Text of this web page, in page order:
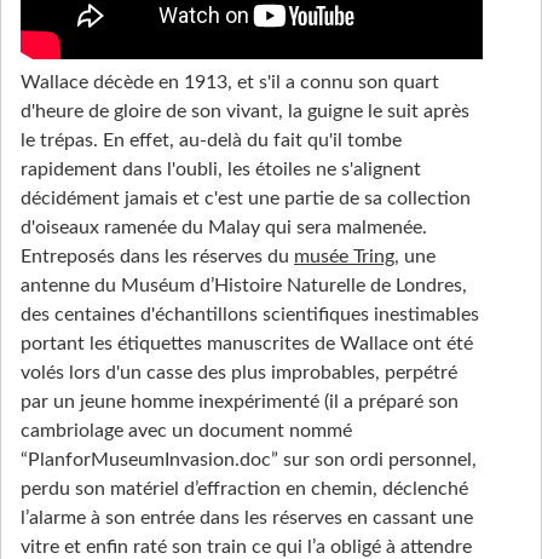
Wallace décède en 1913, et s'il a connu son quart
d'heure de gloire de son vivant, la guigne le suit après
le trépas. En effet, au-delà du fait qu'il tombe
rapidement dans l'oubli, les étoiles ne s'alignent
décidément jamais et c'est une partie de sa collection
d'oiseaux ramenée du Malay qui sera malmenée.
Entreposés dans les réserves du musée Tring, une
antenne du Muséum d’Histoire Naturelle de Londres,
des centaines d'échantillons scientifiques inestimables
portant les étiquettes manuscrites de Wallace ont été
volés lors d'un casse des plus improbables, perpétré
par un jeune homme inexpérimenté (il a préparé son
cambriolage avec un document nommé
“PlanforMuseumInvasion.doc” sur son ordi personnel,
perdu son matériel d’effraction en chemin, déclenché
l’alarme à son entrée dans les réserves en cassant une
vitre et enfin raté son train ce qui l’a obligé à attendre